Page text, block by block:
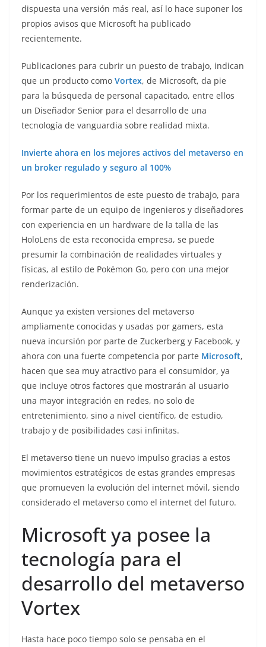
dispuesta una versión más real, así lo hace suponer los
propios avisos que Microsoft ha publicado
recientemente.
Publicaciones para cubrir un puesto de trabajo, indican
que un producto como Vortex, de Microsoft, da pie
para la búsqueda de personal capacitado, entre ellos
un Diseñador Senior para el desarrollo de una
tecnología de vanguardia sobre realidad mixta.
Invierte ahora en los mejores activos del metaverso en
un broker regulado y seguro al 100%
Por los requerimientos de este puesto de trabajo, para
formar parte de un equipo de ingenieros y diseñadores
con experiencia en un hardware de la talla de las
HoloLens de esta reconocida empresa, se puede
presumir la combinación de realidades virtuales y
físicas, al estilo de Pokémon Go, pero con una mejor
renderización.
Aunque ya existen versiones del metaverso
ampliamente conocidas y usadas por gamers, esta
nueva incursión por parte de Zuckerberg y Facebook, y
ahora con una fuerte competencia por parte Microsoft,
hacen que sea muy atractivo para el consumidor, ya
que incluye otros factores que mostrarán al usuario
una mayor integración en redes, no solo de
entretenimiento, sino a nivel científico, de estudio,
trabajo y de posibilidades casi infinitas.
El metaverso tiene un nuevo impulso gracias a estos
movimientos estratégicos de estas grandes empresas
que promueven la evolución del internet móvil, siendo
considerado el metaverso como el internet del futuro.
Microsoft ya posee la
tecnología para el
desarrollo del metaverso
Vortex
Hasta hace poco tiempo solo se pensaba en el